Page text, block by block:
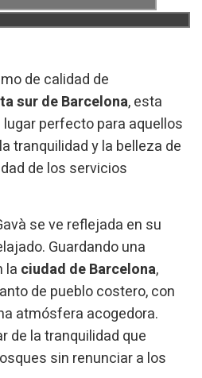
de calidad de
sur de Barcelona, esta
perfecto para aquellos
tranquilidad y la belleza de
de los servicios
se ve reflejada en su
Guardando una
la ciudad de Barcelona,
de pueblo costero, con
atmósfera acogedora.
de la tranquilidad que
sin renunciar a los